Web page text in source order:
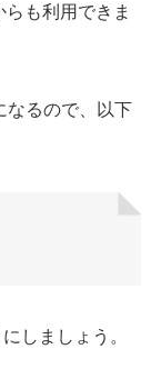
も利用できま
なるので、以下
しましょう。